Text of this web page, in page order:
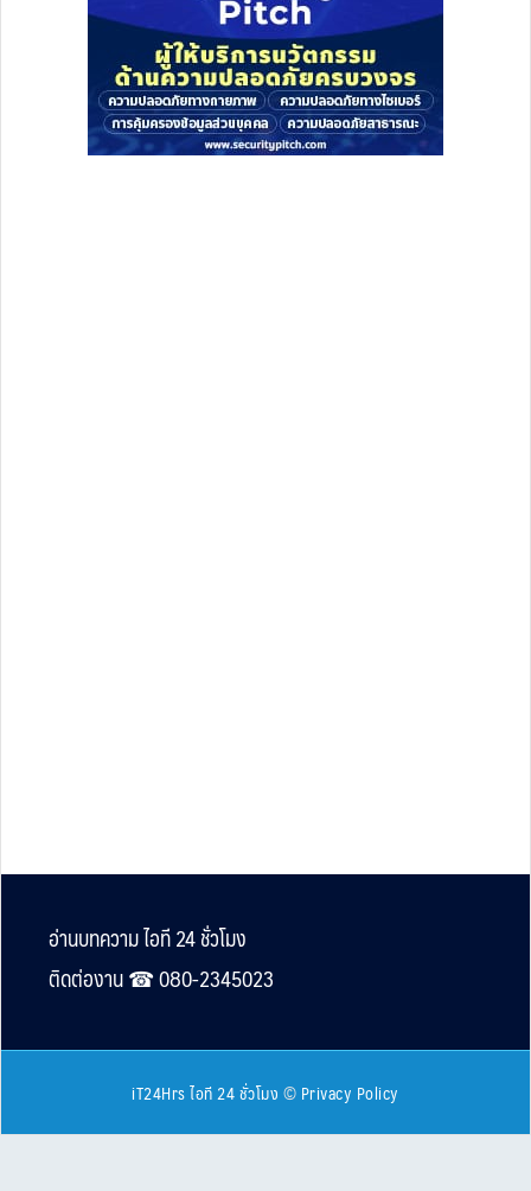
Footer
อ่านบทความ ไอที 24 ชั่วโมง
ติดต่องาน ☎︎ 080-2345023
iT24Hrs ไอที 24 ชั่วโมง © Privacy Policy